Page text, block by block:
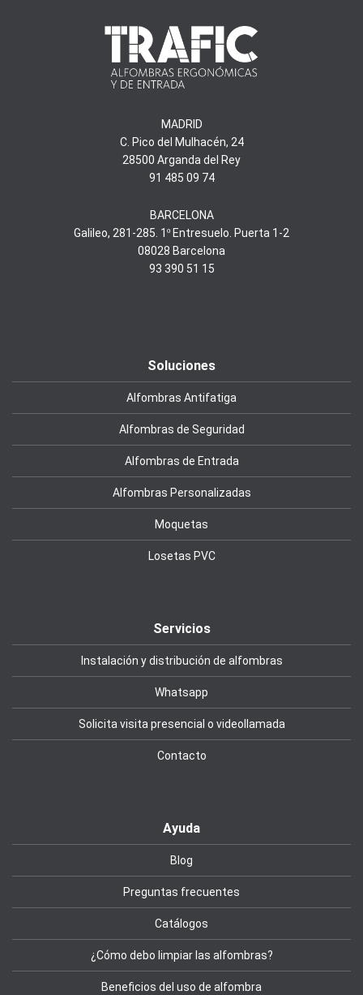
MADRID
C. Pico del Mulhacén, 24
28500 Arganda del Rey
91 485 09 74
BARCELONA
Galileo, 281-285. 1º Entresuelo. Puerta 1-2
08028 Barcelona
93 390 51 15
Soluciones
Alfombras Antifatiga
Alfombras de Seguridad
Alfombras de Entrada
Alfombras Personalizadas
Moquetas
Losetas PVC
Servicios
Instalación y distribución de alfombras
Whatsapp
Solicita visita presencial o videollamada
Contacto
Ayuda
Blog
Preguntas frecuentes
Catálogos
¿Cómo debo limpiar las alfombras?
Beneficios del uso de alfombra